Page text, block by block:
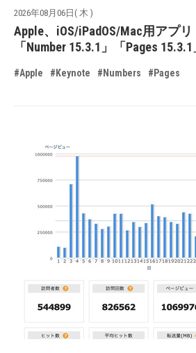
2026年08月06日( 木 )
Apple、iOS/iPadOS/Mac用アプリ
「Number 15.3.1」「Pages
#Apple #Keynote #Numbers #Pages